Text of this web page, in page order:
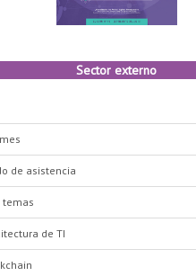
Sector externo
de asistencia
temas
de TI